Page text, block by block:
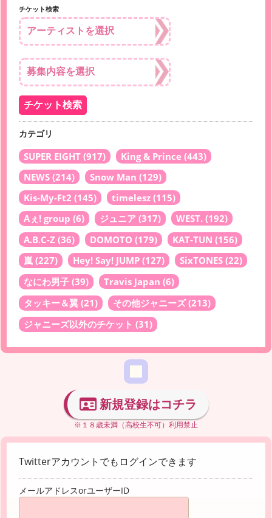
チケット検索
カテゴリ
SUPER EIGHT (917) King & Prince (443)
NEWS (214) Snow Man (129)
Kis-My-Ft2 (145) timelesz (115)
Aぇ! group (6) ジュニア (317) WEST. (192)
A.B.C-Z (36) DOMOTO (179) KAT-TUN (156)
嵐 (227) Hey! Say! JUMP (127) SixTONES (22)
なにわ男子 (39) Travis Japan (6)
タッキー＆翼 (21) その他ジャニーズ(213)
ジャニーズ以外のチケット (31)
新規登録はコチラ
※１８歳未満（高校生不可）利用禁止
Twitterアカウントでもログインできます
メールアドレスorユーザーID